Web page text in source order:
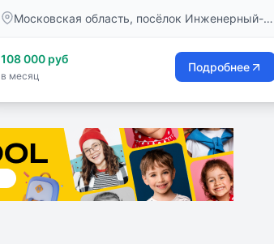
значение для ребенка и подростка, – вот
повторять чужие мысли, и каждый урок у нас –
маленькое открытие. Питание и автобусы.
Московская область, посёлок Инженерный-1,
108 000 руб
в месяц
Подробнее